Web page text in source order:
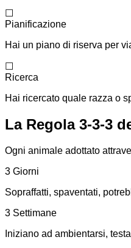
☐
Pianificazione
Hai un piano di riserva per
☐
Ricerca
Hai ricercato quale razza o
La Regola 3-3-3
Ogni animale adottato
3 Giorni
Sopraffatti, spaventati,
3 Settimane
Iniziano ad ambientarsi,